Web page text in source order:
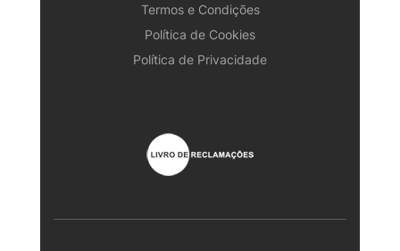
Termos e Condições
Política de Cookies
Política de Privacidade